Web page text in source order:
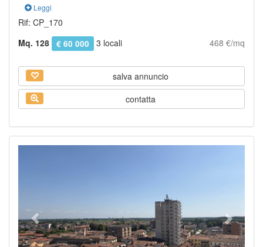
Leggi
Rif: CP_170
Mq. 128
€ 60 000 3 locali 468 €/mq
salva annuncio
contatta